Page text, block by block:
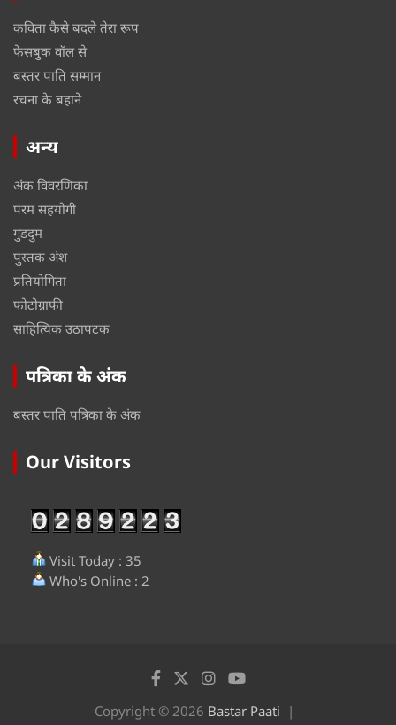
कविता कैसे बदले तेरा रूप
फेसबुक वॉल से
बस्तर पाति सम्मान
रचना के बहाने
अन्य
अंक विवरणिका
परम सहयोगी
गुडदुम
पुस्तक अंश
प्रतियोगिता
फोटोग्राफी
साहित्यिक उठापटक
पत्रिका के अंक
बस्तर पाति पत्रिका के अंक
Our Visitors
Visit Today : 35
Who's Online : 2
Copyright © 2026 Bastar Paati